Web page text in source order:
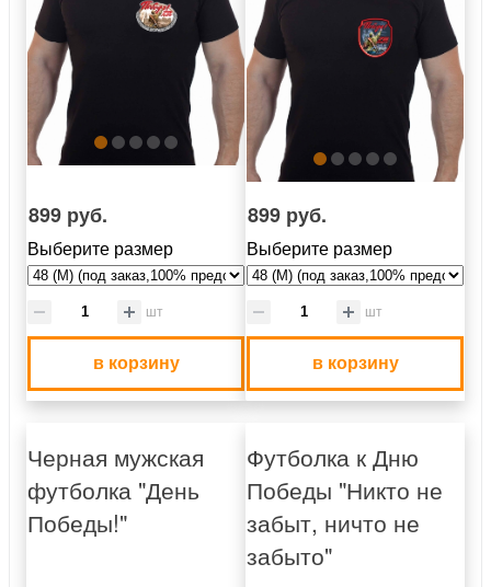
899 руб.
Выберите размер
шт
в корзину
899 руб.
Выберите размер
шт
в корзину
Черная мужская
футболка "День
Победы!"
Футболка к Дню
Победы "Никто не
забыт, ничто не
забыто"